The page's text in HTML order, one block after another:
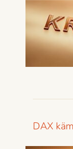
DAX